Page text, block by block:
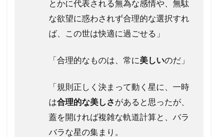
とかに代表される無為な感情や、無駄
な欲望に惑わされず合理的な選択すれ
ば、この世は快適に過ごせる」
「合理的なものは、常に美しいのだ」
「規則正しく決まって動く星に、一時
は合理的な美しさ があると思ったが、
蓋を開ければ複雑な軌道計算と、バラ
バラな星の集まり。